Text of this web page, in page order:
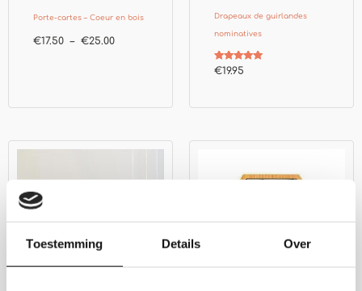
Toestemming Details Over
Porte-cartes – Coeur en bois
€17.50 – €25.00
Drapeaux de guirlandes
nominatives
Note
€19.95